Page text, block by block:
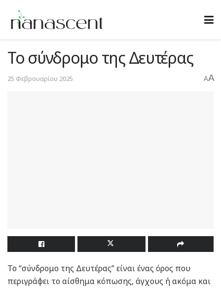
Το σύνδρομο της Δευτέρας
25 Φεβρουαρίου 2025 AA
Το “σύνδρομο της Δευτέρας” είναι ένας όρος που
περιγράφει το αίσθημα κόπωσης, άγχους ή ακόμα και